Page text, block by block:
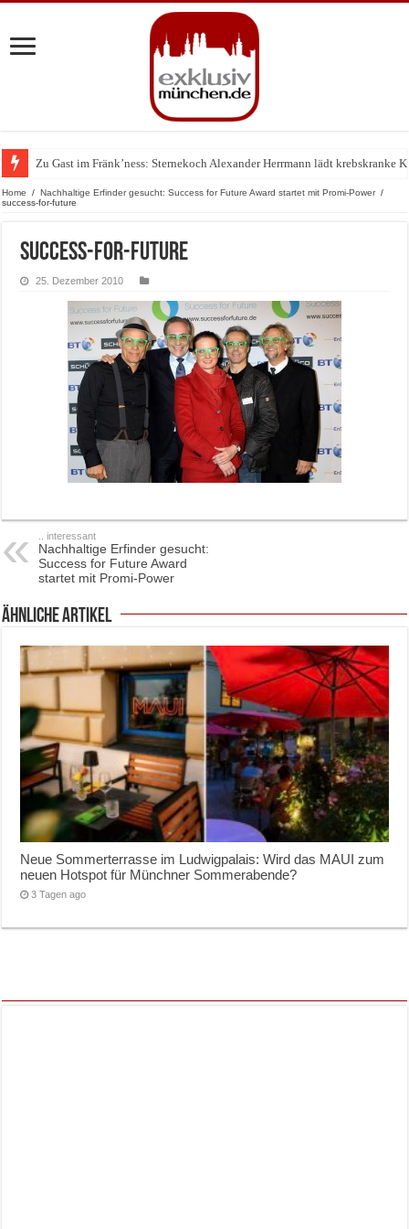
Zu Gast im Fränk’ness: Sternekoch Alexander Herrmann lädt krebskranke
Warum München gerade zum Treffpunkt der Lingerie-Branche wurde
Home / Nachhaltige Erfinder gesucht: Success for Future Award startet mit Promi-Power /
success-for-future
success-for-future
25. Dezember 2010
.. interessant
Nachhaltige Erfinder gesucht:
Success for Future Award
startet mit Promi-Power
ähnliche Artikel
Neue Sommerterrasse im Ludwigpalais: Wird das MAUI zum
neuen Hotspot für Münchner Sommerabende?
3 Tagen ago